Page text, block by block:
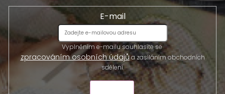
E-mail
Vyplněním e-mailu souhlasíte se
zpracováním osobních údajůa zasíláním obchodních
sdělení.